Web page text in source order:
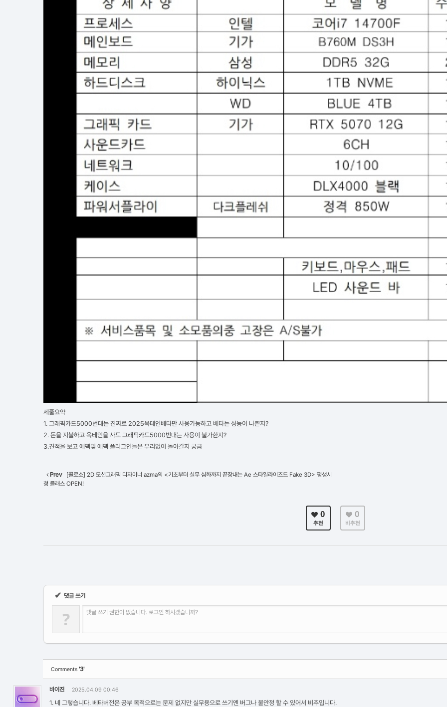
세줄요약
1. 그래픽카드5000번대는 진짜로 2025옥테인베타만 사용가능하고 베타는 성능이 나쁜지?
2. 돈을 지불하고 옥테인을 사도 그래픽카드5000번대는 사용이 불가한지?
3.견적을 보고 에펙및 에펙 플러그인들은 무리없이 돌아갈지 궁금
Prev
[콜로소] 2D 모션그래픽 디자이너 azma의 <기초부터 실무 심화까지 끝장내는 Ae 스타일라이즈드 Fake 3D> 평생시
청 클래스 OPEN!
0
추천
0
비추천
✔ 댓글 쓰기
? 댓글 쓰기 권한이 없습니다. 로그인 하시겠습니까?
Comments '3'
바이진 2025.04.09 00:46
1. 네 그렇습니다. 베타버전은 공부 목적으로는 문제 없지만 실무용으로 쓰기엔 버그나 불안정 할 수 있어서 비추입니다.